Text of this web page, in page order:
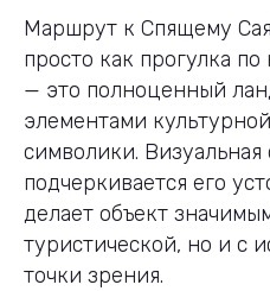
Маршрут к Спящему
просто как прогулка
— это полноценный
элементами
символики. Визуальная
подчеркивается его
делает объект
туристической, но и с
точки зрения.